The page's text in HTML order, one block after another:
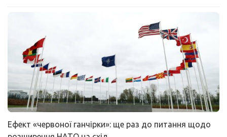
Ефект «червоної ганчірки»: ще раз до питання щодо